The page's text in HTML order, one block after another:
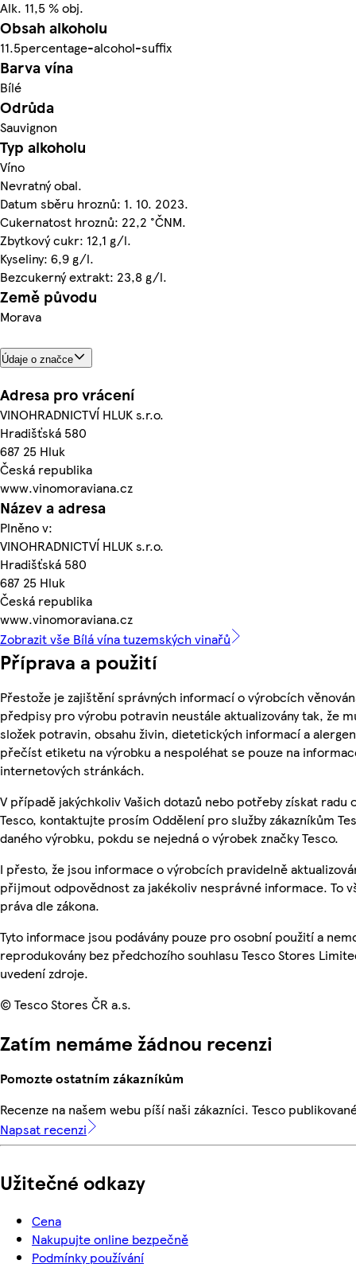
Alk. 11,5 % obj.
Obsah alkoholu
11.5percentage-alcohol-suffix
Barva vína
Bílé
Odrůda
Sauvignon
Typ alkoholu
Víno
Nevratný obal.
Datum sběru hroznů: 1. 10. 2023.
Cukernatost hroznů: 22,2 °ČNM.
Zbytkový cukr: 12,1 g/l.
Kyseliny: 6,9 g/l.
Bezcukerný extrakt: 23,8 g/l.
Země původu
Morava
Údaje o značce
Adresa pro vrácení
VINOHRADNICTVÍ HLUK s.r.o.
Hradišťská 580
687 25 Hluk
Česká republika
www.vinomoraviana.cz
Název a adresa
Plněno v:
VINOHRADNICTVÍ HLUK s.r.o.
Hradišťská 580
687 25 Hluk
Česká republika
www.vinomoraviana.cz
Zobrazit vše Bílá vína tuzemských vinařů
Příprava a použití
Přestože je zajištění správných informací o výrobcích
předpisy pro výrobu potravin neustále aktualizovány tak, že
složek potravin, obsahu živin, dietetických informací a
přečíst etiketu na výrobku a nespoléhat se pouze na
internetových stránkách.
V případě jakýchkoliv Vašich dotazů nebo potřeby získat radu
Tesco, kontaktujte prosím Oddělení pro služby zákazníkům
daného výrobku, pokdu se nejedná o výrobek značky Tesco.
I přesto, že jsou informace o výrobcích pravidelně
přijmout odpovědnost za jakékoliv nesprávné informace. To
práva dle zákona.
Tyto informace jsou podávány pouze pro osobní použití a
reprodukovány bez předchozího souhlasu Tesco Stores
uvedení zdroje.
© Tesco Stores ČR a.s.
Zatím nemáme žádnou recenzi
Pomozte ostatním zákazníkům
Recenze na našem webu píší naši zákazníci. Tesco
Napsat recenzi
Užitečné odkazy
Cena
Nakupujte online bezpečně
Podmínky používání